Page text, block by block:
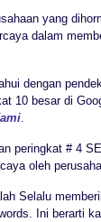
yang
dalam
dengan
10 besar di
.
peringkat # 4
oleh
Selalu
Ini berarti